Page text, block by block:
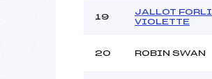
19
JALLOT FORLI
VIOLETTE
20 ROBIN SWAN